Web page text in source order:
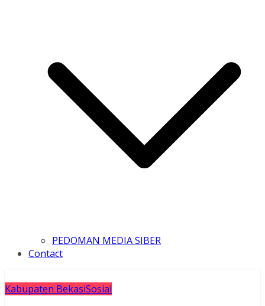
PEDOMAN MEDIA SIBER
Contact
Kabupaten BekasiSosial